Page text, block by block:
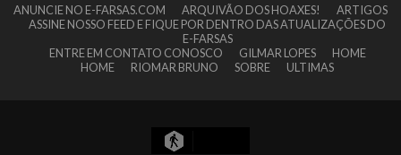
ANUNCIE NO E-FARSAS.COM ARQUIVÃO DOS HOAXES!
ARTIGOS
ASSINE NOSSO FEED E FIQUE POR DENTRO DAS ATUALIZAÇÕES DO
E-FARSAS
ENTRE EM CONTATO CONOSCO
GILMAR LOPES
HOME
HOME
RIOMAR BRUNO SOBRE ULTIMAS